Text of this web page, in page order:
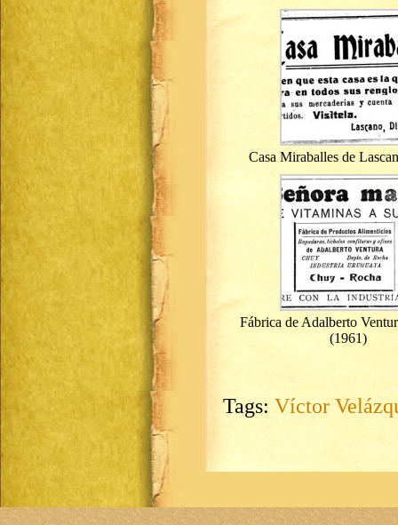
Casa Miraballes de
Fábrica de Adalberto
(1961)
Tags: Víctor